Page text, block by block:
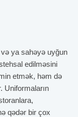
ya sahəyə uyğun
edilməsini
etmək, həm də
Uniformaların
qədər bir çox